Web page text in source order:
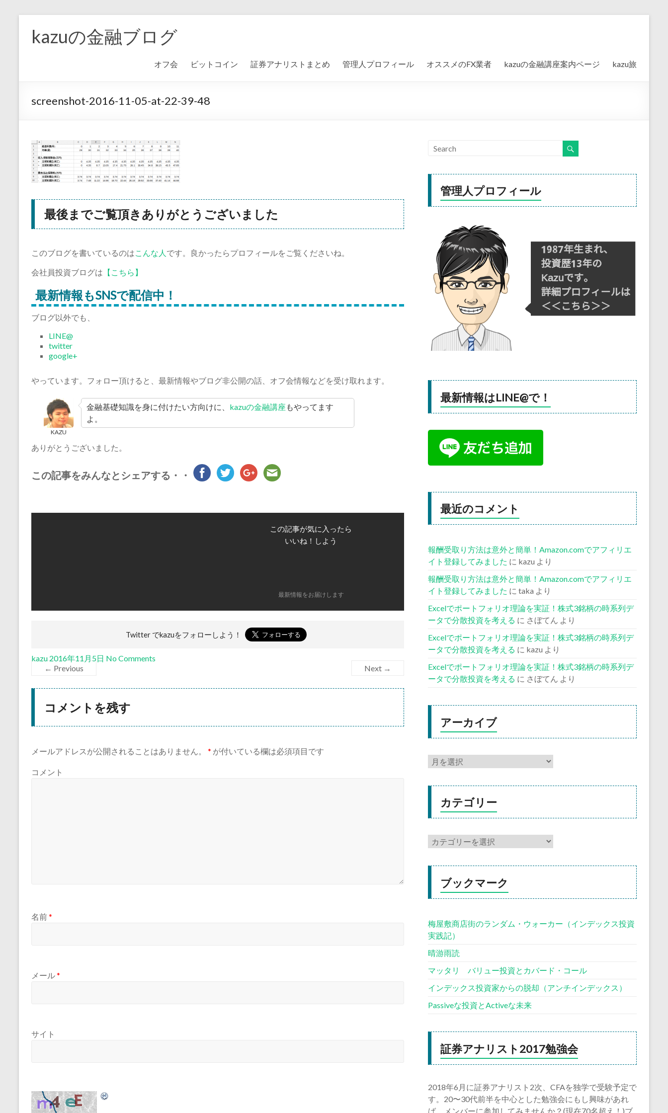
kazuの金融ブログ
オフ会 ビットコイン 証券アナリストまとめ 管理人プロフィール オススメのFX業者 kazuの金融講座案内ページ kazu旅
screenshot-2016-11-05-at-22-39-48
最後までご覧頂きありがとうございました
このブログを書いているのはこんな人 です。良かったらプロフィールをご覧くださいね。
会社員投資ブログは 【こちら】
最新情報もSNSで配信中！
ブログ以外でも、
LINE@
twitter
google+
やっています。フォロー頂けると、最新情報やブログ非公開の話、オフ会情報などを受け取れます。
KAZU
金融基礎知識を身に付けたい方向けに、 kazuの金融講座 もやってます
よ。
ありがとうございました。
この記事をみんなとシェアする・・
この記事が気に入ったら
いいね！しよう
最新情報をお届けします
Twitter でkazuをフォローしよう！
kazu 2016年11月5日 No Comments
← Previous
Next →
コメントを残す
メールアドレスが公開されることはありません。 * が付いている欄は必須項目です
コメント
名前*
メール*
サイト
管理人プロフィール
最新情報はLINE@で！
最近のコメント
報酬受取り方法は意外と簡単！Amazon.comでアフィリエ
イト登録してみました に kazu より
報酬受取り方法は意外と簡単！Amazon.comでアフィリエ
イト登録してみました に taka より
Excelでポートフォリオ理論を実証！株式3銘柄の時系列デ
ータで分散投資を考える に さぼてん より
Excelでポートフォリオ理論を実証！株式3銘柄の時系列デ
ータで分散投資を考える に kazu より
Excelでポートフォリオ理論を実証！株式3銘柄の時系列デ
ータで分散投資を考える に さぼてん より
アーカイブ
カテゴリー
ブックマーク
梅屋敷商店街のランダム・ウォーカー（インデックス投資
実践記）
晴游雨読
マッタリ バリュー投資とカバード・コール
インデックス投資家からの脱却（アンチインデックス）
Passiveな投資とActiveな未来
証券アナリスト2017勉強会
2018年6月に証券アナリスト2次、CFAを独学で受験予定で
す。20〜30代前半を中心とした勉強会にもし興味があれ
ば、メンバーに参加してみませんか？(現在70名超え！)ブ